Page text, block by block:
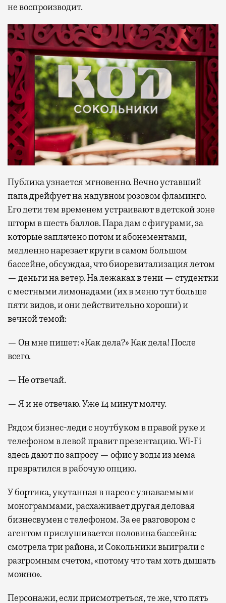
не воспроизводит.
Публика узнается мгновенно. Вечно уставший
папа дрейфует на надувном розовом фламинго.
Его дети тем временем устраивают в детской зоне
шторм в шесть баллов. Пара дам с фигурами, за
которые заплачено потом и абонементами,
медленно нарезает круги в самом большом
бассейне, обсуждая, что биоревитализация летом
— деньги на ветер. На лежаках в тени — студентки
с местными лимонадами (их в меню тут больше
пяти видов, и они действительно хороши) и
вечной темой:
— Он мне пишет: «Как дела?» Как дела! После
всего.
— Не отвечай.
— Я и не отвечаю. Уже 14 минут молчу.
Рядом бизнес-леди с ноутбуком в правой руке и
телефоном в левой правит презентацию. Wi-Fi
здесь дают по запросу — офис у воды из мема
превратился в рабочую опцию.
У бортика, укутанная в парео с узнаваемыми
монограммами, расхаживает другая деловая
бизнесвумен с телефоном. За ее разговором с
агентом прислушивается половина бассейна:
смотрела три района, и Сокольники выиграли с
разгромным счетом, «потому что там хоть дышать
можно».
Персонажи, если присмотреться, те же, что пять